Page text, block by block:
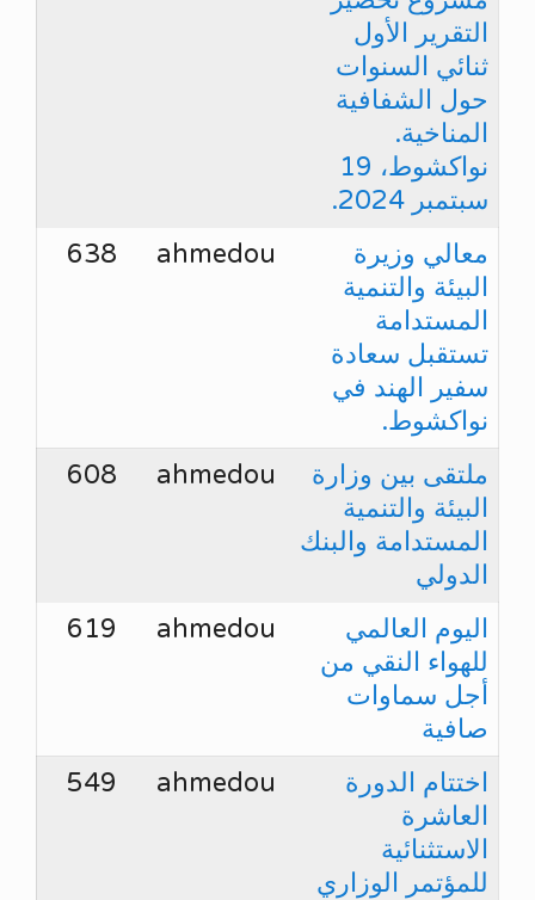
التقرير الأول
ثنائي السنوات
حول الشفافية
المناخية.
نواكشوط، 19
سبتمبر 2024.
معالي وزيرة
البيئة والتنمية
المستدامة
تستقبل سعادة
سفير الهند في
نواكشوط.
ahmedou
638
ملتقى بين وزارة
البيئة والتنمية
المستدامة والبنك
الدولي
ahmedou
608
اليوم العالمي
للهواء النقي من
أجل سماوات
صافية
ahmedou
619
اختتام الدورة
العاشرة
الاستثنائية
للمؤتمر الوزاري
ahmedou
549